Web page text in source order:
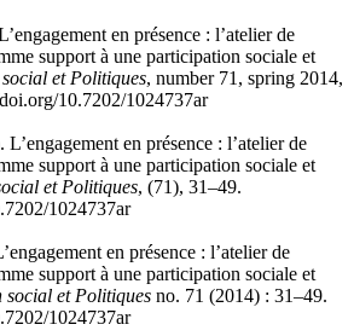
en présence : l’atelier de
support à une participation sociale et
et Politiques, number 71, spring 2014,
10.7202/1024737ar
en présence : l’atelier de
support à une participation sociale et
et Politiques, (71), 31–49.
1024737ar
en présence : l’atelier de
support à une participation sociale et
social et Politiques no. 71 (2014) : 31–49.
1024737ar